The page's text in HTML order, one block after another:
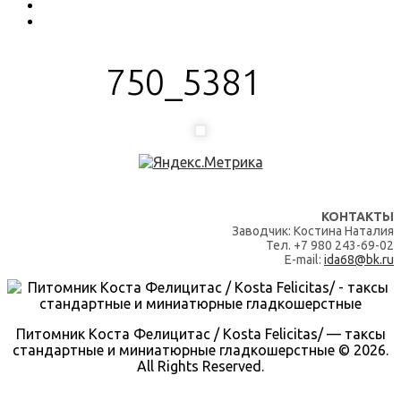
750_5381
КОНТАКТЫ
Заводчик: Костина Наталия
Тел. +7 980 243-69-02
E-mail: ida68@bk.ru
Питомник Коста Фелицитас / Kosta Felicitas/ — таксы
стандартные и миниатюрные гладкошерстные © 2026.
All Rights Reserved.